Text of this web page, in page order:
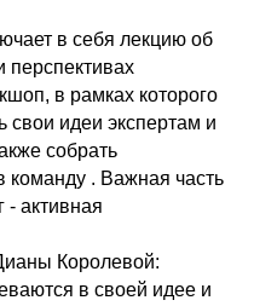
в себя лекцию об
перспективах
в рамках которого
свои идеи экспертам и
собрать
команду . Важная часть
- активная
Королевой:
в своей идее и